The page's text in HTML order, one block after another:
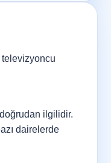
televizyoncu
ilgilidir.
dairelerde